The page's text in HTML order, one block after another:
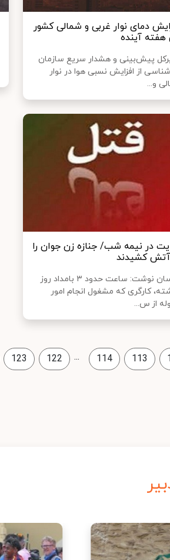
دمای نوار غربی و شمالی کشور
آینده
پیش‌بینی و هشدار سریع سازمان
از افزایش نسبی هوا در نوار
و...
در نیمه شب/ جنازه زن جوان را
کشیدند
خراسان نوشت: ساعت حدود ۳ بامداد روز
کارگری که مشغول انجام امور
از س...
113
114
...
122
123